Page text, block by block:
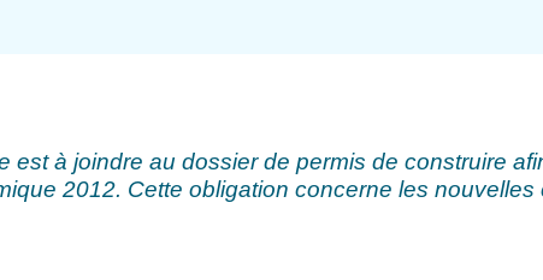
est à joindre au dossier de permis de construire
2012. Cette obligation concerne les